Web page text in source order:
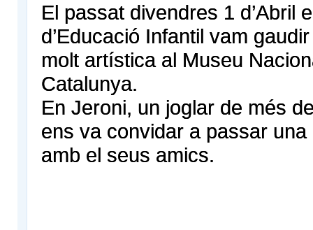
El passat divendres 1 d’Abril
d’Educació Infantil vam
molt artística al Museu
Catalunya.
En Jeroni, un joglar de més
ens va convidar a passar
amb el seus amics.